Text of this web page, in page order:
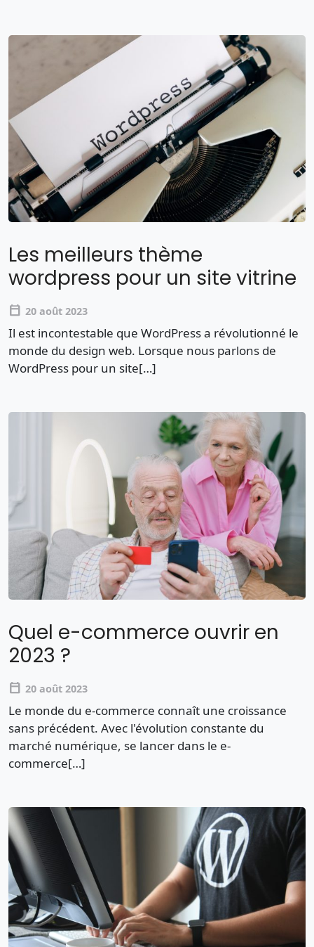
Les meilleurs thème
wordpress pour un site vitrine
calendar_today 20 août 2023
Il est incontestable que WordPress a révolutionné le
monde du design web. Lorsque nous parlons de
WordPress pour un site[…]
Quel e-commerce ouvrir en
2023 ?
calendar_today 20 août 2023
Le monde du e-commerce connaît une croissance
sans précédent. Avec l'évolution constante du
marché numérique, se lancer dans le e-
commerce[…]